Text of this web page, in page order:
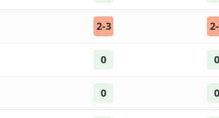
2-3
0 0
0 0